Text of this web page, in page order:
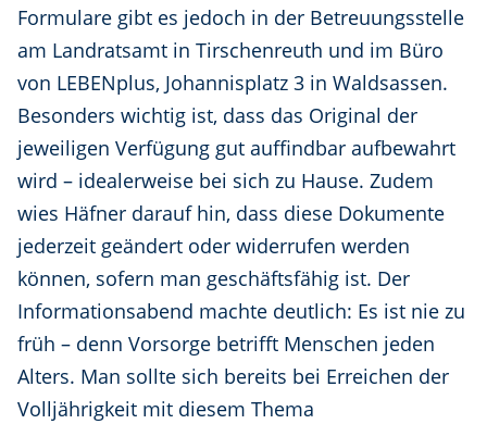
Formulare gibt es jedoch in der Betreuungsstelle
am Landratsamt in Tirschenreuth und im Büro
von LEBENplus, Johannisplatz 3 in Waldsassen.
Besonders wichtig ist, dass das Original der
jeweiligen Verfügung gut auffindbar aufbewahrt
wird – idealerweise bei sich zu Hause. Zudem
wies Häfner darauf hin, dass diese Dokumente
jederzeit geändert oder widerrufen werden
können, sofern man geschäftsfähig ist. Der
Informationsabend machte deutlich: Es ist nie zu
früh – denn Vorsorge betrifft Menschen jeden
Alters. Man sollte sich bereits bei Erreichen der
Volljährigkeit mit diesem Thema